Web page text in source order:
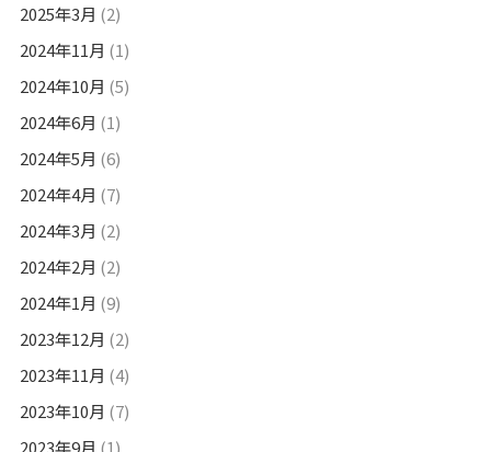
2025年3月 (2)
2024年11月 (1)
2024年10月 (5)
2024年6月 (1)
2024年5月 (6)
2024年4月 (7)
2024年3月 (2)
2024年2月 (2)
2024年1月 (9)
2023年12月 (2)
2023年11月 (4)
2023年10月 (7)
2023年9月 (1)